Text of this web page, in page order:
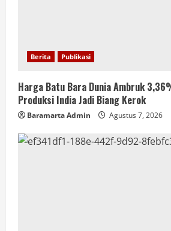
Berita Publikasi
Harga Batu Bara Dunia Ambruk
Produksi India Jadi Biang Kerok
Baramarta Admin Agustus 7, 2026